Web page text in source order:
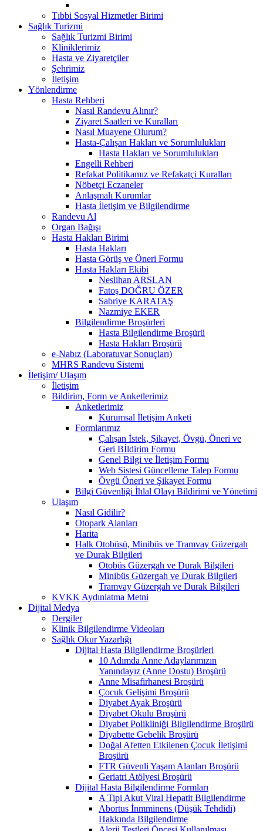
Tıbbi Sosyal Hizmetler Birimi
Sağlık Turizmi
Sağlık Turizmi Birimi
Kliniklerimiz
Hasta ve Ziyaretçiler
Şehrimiz
İletişim
Yönlendirme
Hasta Rehberi
Nasıl Randevu Alınır?
Ziyaret Saatleri ve Kuralları
Nasıl Muayene Olurum?
Hasta-Çalışan Hakları ve Sorumlulukları
Hasta Hakları ve Sorumlulukları
Engelli Rehberi
Refakat Politikamız ve Refakatçi Kuralları
Nöbetçi Eczaneler
Anlaşmalı Kurumlar
Hasta İletişim ve Bilgilendirme
Randevu Al
Organ Bağışı
Hasta Hakları Birimi
Hasta Hakları
Hasta Görüş ve Öneri Formu
Hasta Hakları Ekibi
Neslihan ARSLAN
Fatoş DOĞRU ÖZER
Sabriye KARATAŞ
Nazmiye EKER
Bilgilendirme Broşürleri
Hasta Bilgilendirme Broşürü
Hasta Hakları Broşürü
e-Nabız (Laboratuvar Sonuçları)
MHRS Randevu Sistemi
İletişim/ Ulaşım
İletişim
Bildirim, Form ve Anketlerimiz
Anketlerimiz
Kurumsal İletişim Anketi
Formlarımız
Çalışan İstek, Şikayet, Övgü, Öneri ve
Geri Bİldirim Formu
Genel Bilgi ve İletişim Formu
Web Sistesi Güncelleme Talep Formu
Övgü Öneri ve Şikayet Formu
Bilgi Güvenliği İhlal Olayı Bildirimi ve Yönetimi
Ulaşım
Nasıl Gidilir?
Otopark Alanları
Harita
Halk Otobüsü, Minibüs ve Tramvay Güzergah
ve Durak Bilgileri
Otobüs Güzergah ve Durak Bilgileri
Minibüs Güzergah ve Durak Bilgileri
Tramvay Güzergah ve Durak Bilgileri
KVKK Aydınlatma Metni
Dijital Medya
Dergiler
Klinik Bilgilendirme Videoları
Sağlık Okur Yazarlığı
Dijital Hasta Bilgilendirme Broşürleri
10 Adımda Anne Adaylarımızın
Yanındayız (Anne Dostu) Broşürü
Anne Misafirhanesi Broşürü
Çocuk Gelişimi Broşürü
Diyabet Ayak Broşürü
Diyabet Okulu Broşürü
Diyabet Polikliniği Bilgilendirme Broşürü
Diyabette Gebelik Broşürü
Doğal Afetten Etkilenen Çocuk İletişimi
Broşürü
FTR Güvenli Yaşam Alanları Broşürü
Geriatri Atölyesi Broşürü
Dijital Hasta Bilgilendirme Formları
A Tipi Akut Viral Hepatit Bilgilendirme
Abortus İnmminens (Düşük Tehdidi)
Hakkında Bilgilendirme